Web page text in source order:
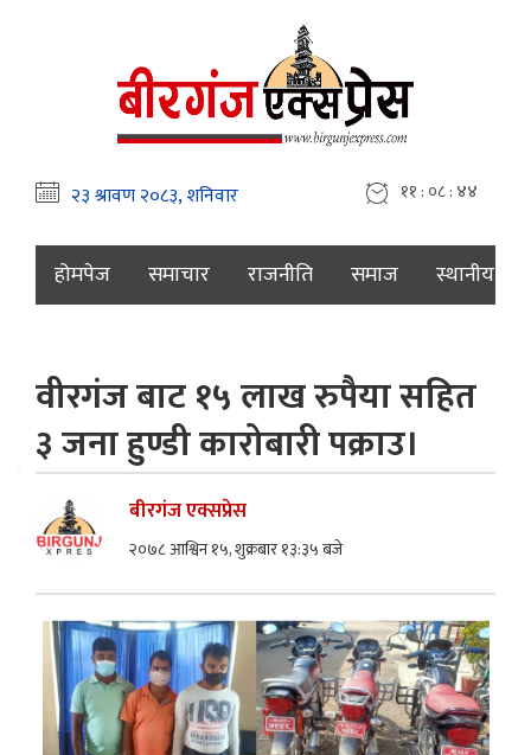
११ : ०८ : ४५
होमपेज समाचार राजनीति समाज स्थानीय
वीरगंज बाट १५ लाख रुपैया सहित
३ जना हुण्डी कारोबारी पक्राउ।
बीरगंज एक्सप्रेस
२०७८ आश्विन १५, शुक्रबार १३:३५ बजे